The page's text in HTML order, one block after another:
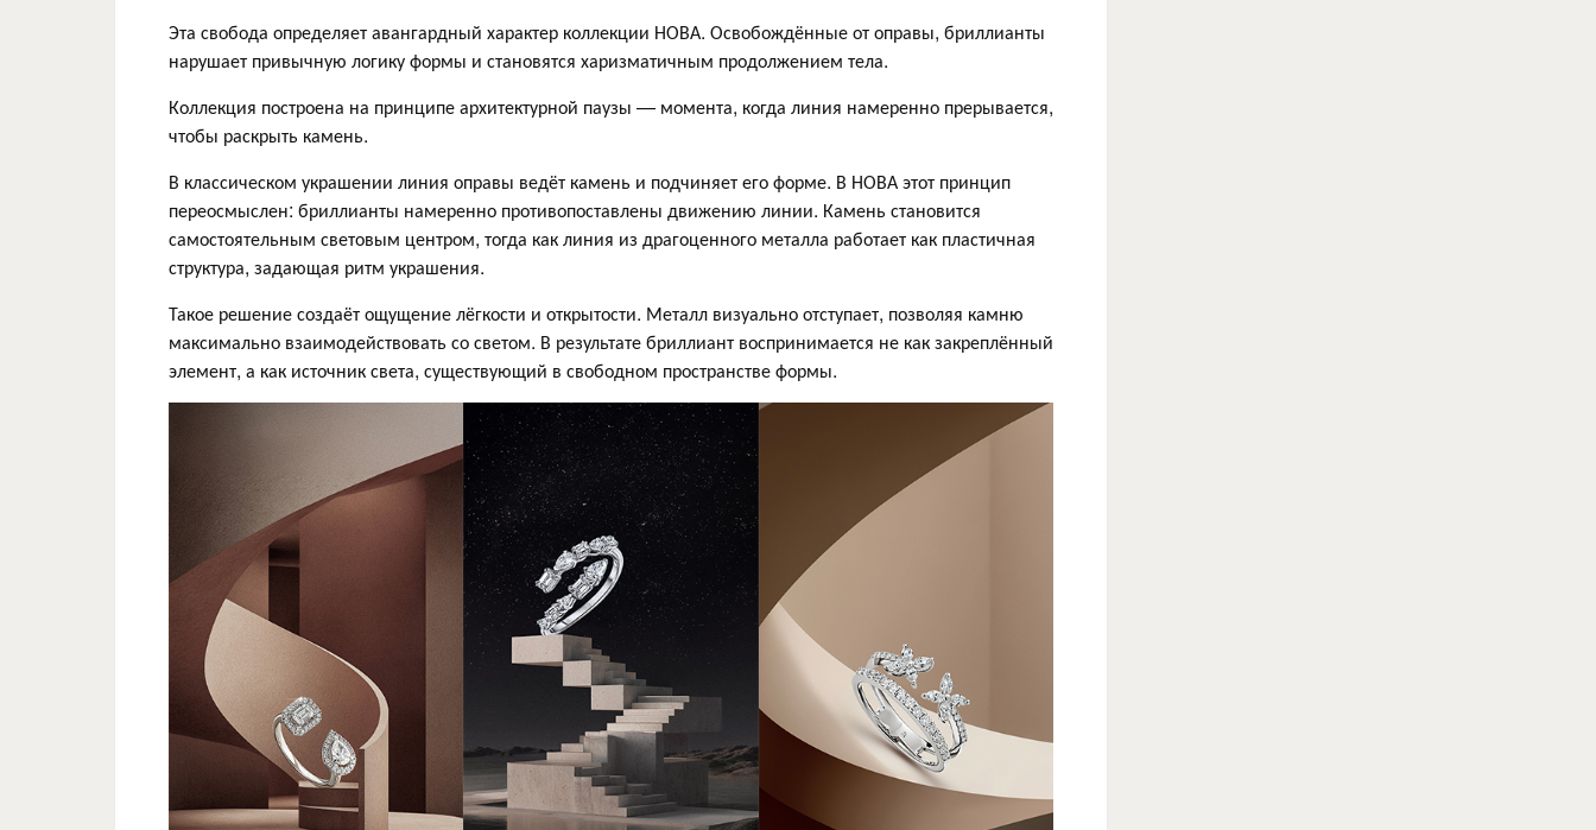
Эта свобода определяет авангардный характер коллекции НОВА. Освобождённые от оправы, бриллианты
нарушает привычную логику формы и становятся харизматичным продолжением тела.
Коллекция построена на принципе архитектурной паузы — момента, когда линия намеренно прерывается,
чтобы раскрыть камень.
В классическом украшении линия оправы ведёт камень и подчиняет его форме. В НОВА этот принцип
переосмыслен: бриллианты намеренно противопоставлены движению линии. Камень становится
самостоятельным световым центром, тогда как линия из драгоценного металла работает как пластичная
структура, задающая ритм украшения.
Такое решение создаёт ощущение лёгкости и открытости. Металл визуально отступает, позволяя камню
максимально взаимодействовать со светом. В результате бриллиант воспринимается не как закреплённый
элемент, а как источник света, существующий в свободном пространстве формы.